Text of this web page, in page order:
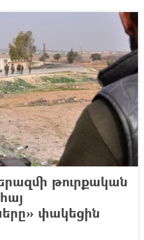
թուրքական
փակեցին